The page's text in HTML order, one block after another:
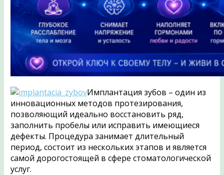
Имплантация зубов – один из
инновационных методов протезирования,
позволяющий идеально восстановить ряд,
заполнить пробелы или исправить имеющиеся
дефекты. Процедура занимает длительный
период, состоит из нескольких этапов и является
самой дорогостоящей в сфере стоматологической
услуг.